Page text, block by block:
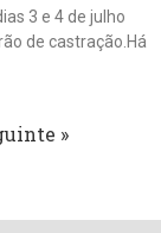
3 e 4 de julho
de castração.Há
»